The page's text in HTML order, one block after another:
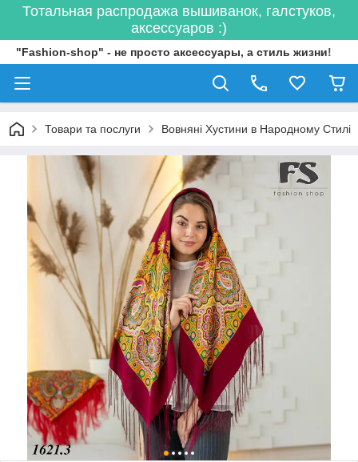
Тотальная распродажа вышиванок, галстуков,
аксессуаров :)
"Fashion-shop" - не просто аксессуары, а стиль жизни!
Товари та послуги Вовняні Хустини в Народному Стилі